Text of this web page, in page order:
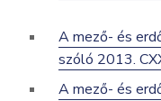
A mező- és
szóló 2013.
A mező- és